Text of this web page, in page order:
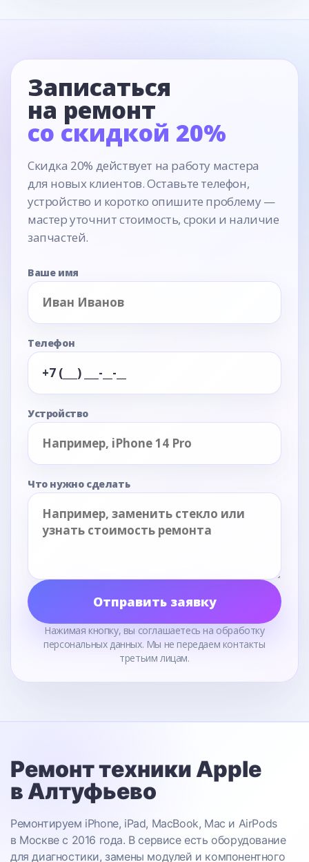
Записаться
на ремонт
со скидкой 20%
Скидка 20% действует на работу мастера
для новых клиентов. Оставьте телефон,
устройство и коротко опишите проблему —
мастер уточнит стоимость, сроки и наличие
запчастей.
Ваше имя
Телефон
Устройство
Что нужно сделать
Отправить заявку
Нажимая кнопку, вы соглашаетесь на обработку
персональных данных. Мы не передаем контакты
третьим лицам.
Ремонт техники Apple
в Алтуфьево
Ремонтируем iPhone, iPad, MacBook, Mac и AirPods
в Москве с 2016 года. В сервисе есть оборудование
для диагностики, замены модулей и компонентного